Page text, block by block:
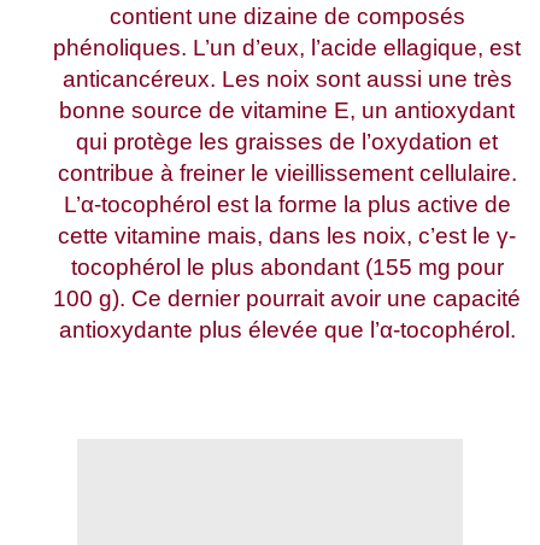
contient une dizaine de composés
phénoliques. L’un d’eux, l’acide ellagique, est
anticancéreux. Les noix sont aussi une très
bonne source de vitamine E, un antioxydant
qui protège les graisses de l’oxydation et
contribue à freiner le vieillissement cellulaire.
L’α-tocophérol est la forme la plus active de
cette vitamine mais, dans les noix, c’est le γ-
tocophérol le plus abondant (155 mg pour
100 g). Ce dernier pourrait avoir une capacité
antioxydante plus élevée que l’α-tocophérol.